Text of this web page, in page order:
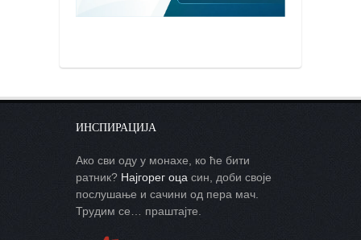
ИНСПИРАЦИЈА
Ако сви оду у монахе, ко ће бити
ратник? Најгорег оца син, доби своје
послушање и сачини од пера мач.
Трудим се… праштајте.